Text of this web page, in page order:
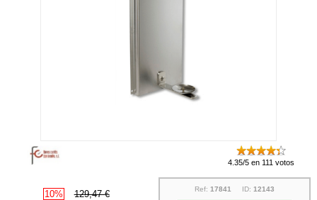
4.35/5 en 111 votos
10% 129,47 € Ref: 17841 ID: 12143